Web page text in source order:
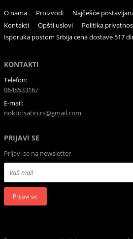
O nama Proizvodi Najčešće
Kontakti
Opšti uslovi Politika
Isporuka postom Srbija cena dostave 517
KONTAKTI
Telefon:
0648533167
E-mail:
nokticisatici.rs@gmail.com
PRIJAVI SE
Prijavi se na newsletter
Prijavi se